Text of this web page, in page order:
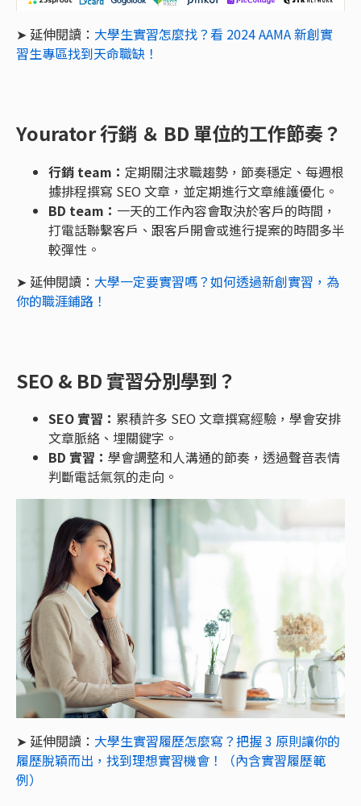
➤ 延伸閱讀： 大學生實習怎麼找？看 2024 AAMA 新創實
習生專區找到天命職缺！
Yourator 行銷 ＆ BD 單位的工作節奏？
行銷 team： 定期關注求職趨勢，節奏穩定、每週根
據排程撰寫 SEO 文章，並定期進行文章維護優化。
BD team： 一天的工作內容會取決於客戶的時間，
打電話聯繫客戶、跟客戶開會或進行提案的時間多半
較彈性。
➤ 延伸閱讀： 大學一定要實習嗎？如何透過新創實習，為
你的職涯鋪路！
SEO & BD 實習分別學到？
SEO 實習： 累積許多 SEO 文章撰寫經驗，學會安排
文章脈絡、埋關鍵字。
BD 實習： 學會調整和人溝通的節奏，透過聲音表情
判斷電話氣氛的走向。
➤ 延伸閱讀： 大學生實習履歷怎麼寫？把握 3 原則讓你的
履歷脫穎而出，找到理想實習機會！（內含實習履歷範
例）